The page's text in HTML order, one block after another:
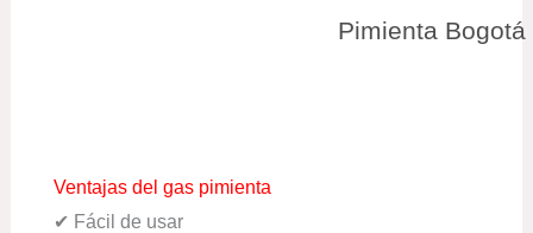
Pimienta Bogotá
Ventajas del gas pimienta
✔ Fácil de usar